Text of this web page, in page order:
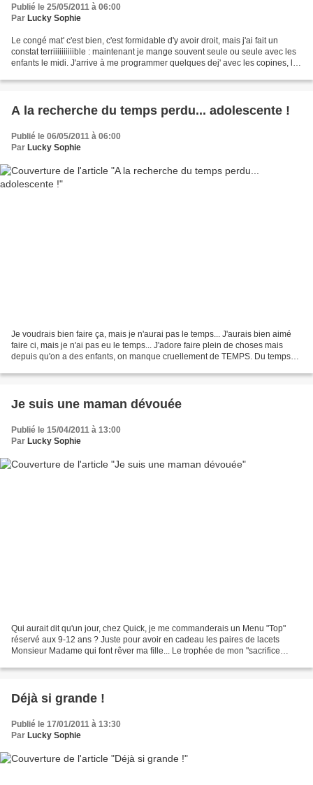
Publié le 25/05/2011 à 06:00
Par Lucky Sophie
Le congé mat' c'est bien, c'est formidable d'y avoir droit, mais j'ai fait un
constat terriiiiiiiiiible : maintenant je mange souvent seule ou seule avec les
enfants le midi. J'arrive à me programmer quelques dej' avec les copines, les
A la recherche du temps perdu... adolescente !
Publié le 06/05/2011 à 06:00
Par Lucky Sophie
Je voudrais bien faire ça, mais je n'aurai pas le temps... J'aurais bien aimé
faire ci, mais je n'ai pas eu le temps... J'adore faire plein de choses mais
depuis qu'on a des enfants, on manque cruellement de TEMPS. Du temps
Je suis une maman dévouée
Publié le 15/04/2011 à 13:00
Par Lucky Sophie
Qui aurait dit qu'un jour, chez Quick, je me commanderais un Menu "Top"
réservé aux 9-12 ans ? Juste pour avoir en cadeau les paires de lacets
Monsieur Madame qui font rêver ma fille... Le trophée de mon "sacrifice
Déjà si grande !
Publié le 17/01/2011 à 13:30
Par Lucky Sophie